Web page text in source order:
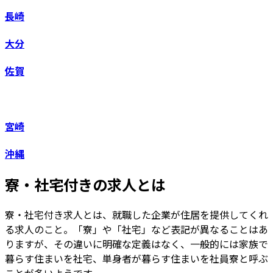
長崎
大分
佐賀
宮崎
沖縄
寮・社宅付きの求人とは
寮・社宅付き求人とは、就職した企業が住居を提供してくれ
る求人のこと。「寮」や「社宅」など表記が異なることはあ
りますが、その違いに明確な定義はなく、一般的には家族で
暮らす住まいを社宅、単身者が暮らす住まいを社員寮と呼ぶ